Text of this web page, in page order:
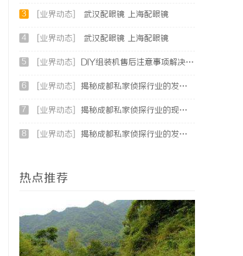
3 [业界动态] 武汉配眼镜 上海配眼镜
4 [业界动态] 武汉配眼镜 上海配眼镜
5 [业界动态] DIY组装机售后注意事项解决方案
6 [业界动态] 揭秘成都私家侦探行业的发展与应用现状全解析
7 [业界动态] 揭秘成都私家侦探行业的现状与发展趋势
8 [业界动态] 揭秘成都私家侦探行业的发展与服务多样性解析
热点推荐